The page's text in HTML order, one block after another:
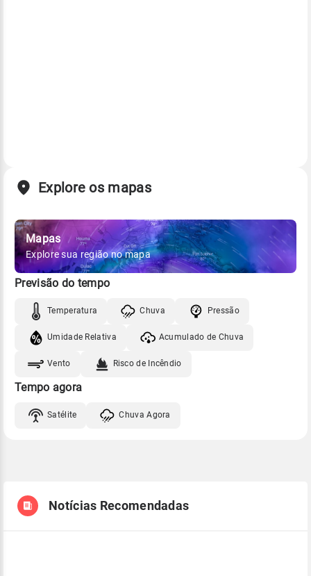
Explore os mapas
Mapas
Explore sua região no mapa
Previsão do tempo
Temperatura Chuva Pressão
Umidade Relativa Acumulado de Chuva
Vento Risco de Incêndio
Tempo agora
Satélite Chuva Agora
Notícias Recomendadas